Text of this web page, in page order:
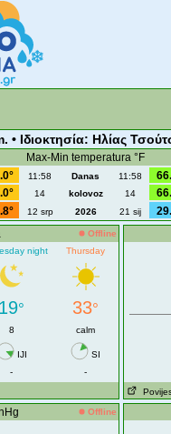
Ιδιοκτησία: Ηλίας
Max-Min temperatura °F
11:58 Danas 11:58
14 kolovoz 14
12 srp 2026 21 sij
Offline
night Thursday
19° 33°
8 calm
IJI
SI
-
-
Offline